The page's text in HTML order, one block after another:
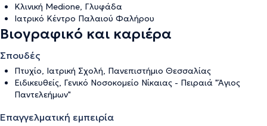
Κλινική Medione, Γλυφάδα
Ιατρικό Κέντρο Παλαιού Φαλήρου
Βιογραφικό και καριέρα
Σπουδές
Πτυχίο, Ιατρική Σχολή, Πανεπιστήμιο Θεσσαλίας
Ειδικευθείς, Γενικό Νοσοκομείο Νίκαιας - Πειραιά "Άγιος
Παντελεήμων"
Επαγγελματική εμπειρία